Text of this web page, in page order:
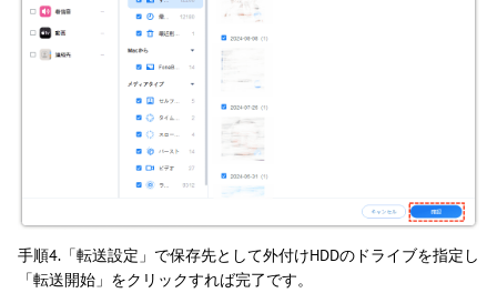
手順4.「転送設定」で保存先として外付けHDDのドライブを指定し
「転送開始」をクリックすれば完了です。